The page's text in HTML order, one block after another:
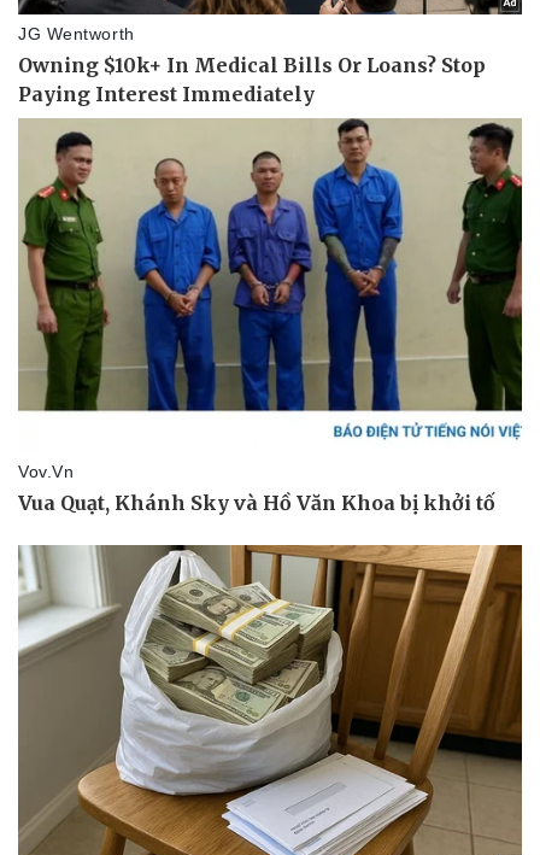
Pháp luật
Vụ án
Tin nóng
Tư vấn luật
Quân sự - Quốc phòng
Vũ khí
Việt Nam
Phân tích